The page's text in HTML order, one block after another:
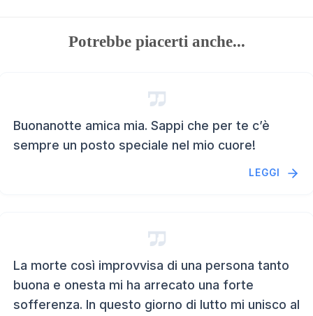
Potrebbe piacerti anche...
Buonanotte amica mia. Sappi che per te c’è
sempre un posto speciale nel mio cuore!
LEGGI
La morte così improvvisa di una persona tanto
buona e onesta mi ha arrecato una forte
sofferenza. In questo giorno di lutto mi unisco al